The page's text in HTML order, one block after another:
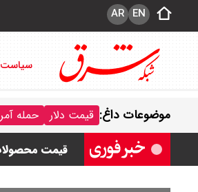
EN
AR
سیاست
موضوعات داغ: قیمت دلار حمله
قیمت خودرو امروز شنبه ۱۷ مرداد ۱۴۰۵/ کاهش
قیمت محصولات سایپا امروز
قیمت محصولات ایران